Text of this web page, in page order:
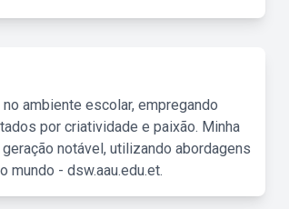
ambiente escolar, empregando
por criatividade e paixão. Minha
notável, utilizando abordagens
- dsw.aau.edu.et.